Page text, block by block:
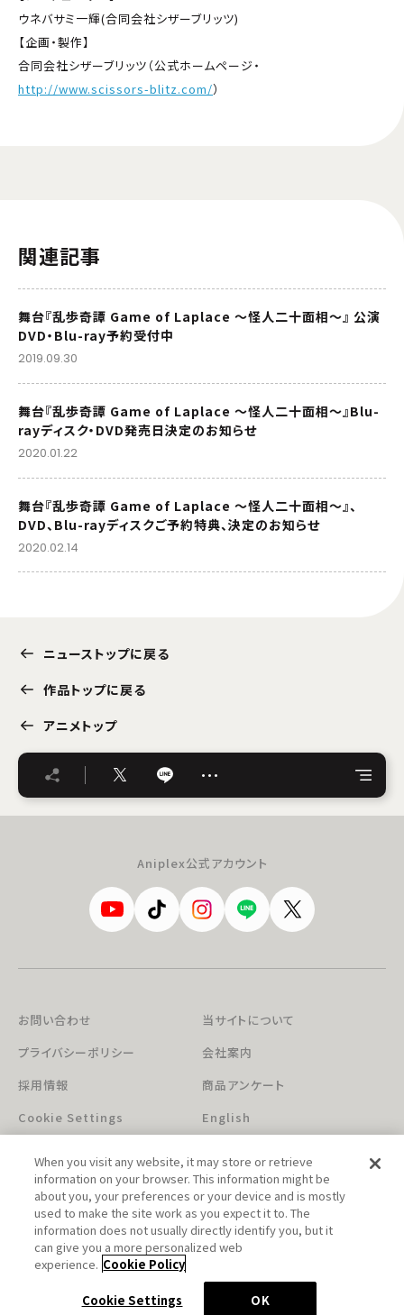
ウネバサミ一輝(合同会社シザーブリッツ)
【企画・製作】
合同会社シザーブリッツ（公式ホームページ・
http://www.scissors-blitz.com/）
関連記事
舞台『乱歩奇譚 Game of Laplace ～怪人二十面相～』 公演
DVD・Blu-ray予約受付中
2019.09.30
舞台『乱歩奇譚 Game of Laplace ～怪人二十面相～』Blu-
rayディスク・DVD発売日決定のお知らせ
2020.01.22
舞台『乱歩奇譚 Game of Laplace ～怪人二十面相～』、
DVD、Blu-rayディスクご予約特典、決定のお知らせ
2020.02.14
ニューストップに戻る
作品トップに戻る
アニメトップ
…
Aniplex公式アカウント
お問い合わせ
当サイトについて
プライバシーポリシー
会社案内
採用情報
商品アンケート
Cookie Settings
English
このホームページに掲載されている著作物の無断利用を禁じます。
When you visit any website, it may store or retrieve
information on your browser. This information might be
about you, your preferences or your device and is mostly
used to make the site work as you expect it to. The
information does not usually directly identify you, but it
can give you a more personalized web
experience. Cookie Policy
Cookie Settings OK